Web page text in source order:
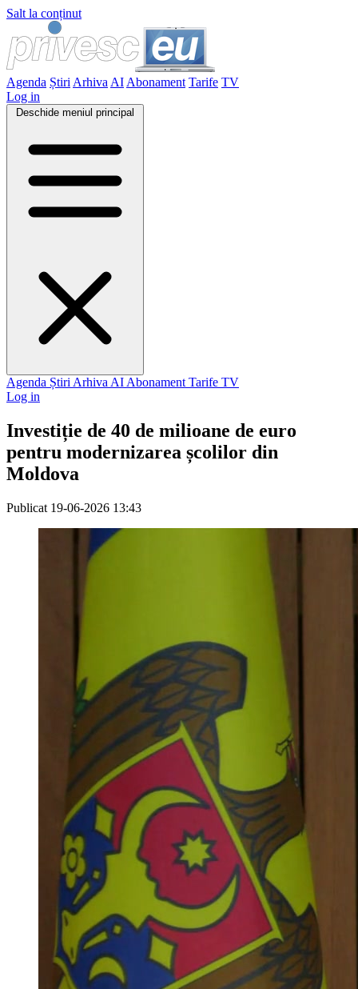
Salt la conținut
Agenda Știri Arhiva AI Abonament Tarife TV
Log in
Deschide meniul principal
Agenda Știri Arhiva AI Abonament Tarife TV
Log in
Investiție de 40 de milioane de euro
pentru modernizarea școlilor din
Moldova
Publicat 19-06-2026 13:43